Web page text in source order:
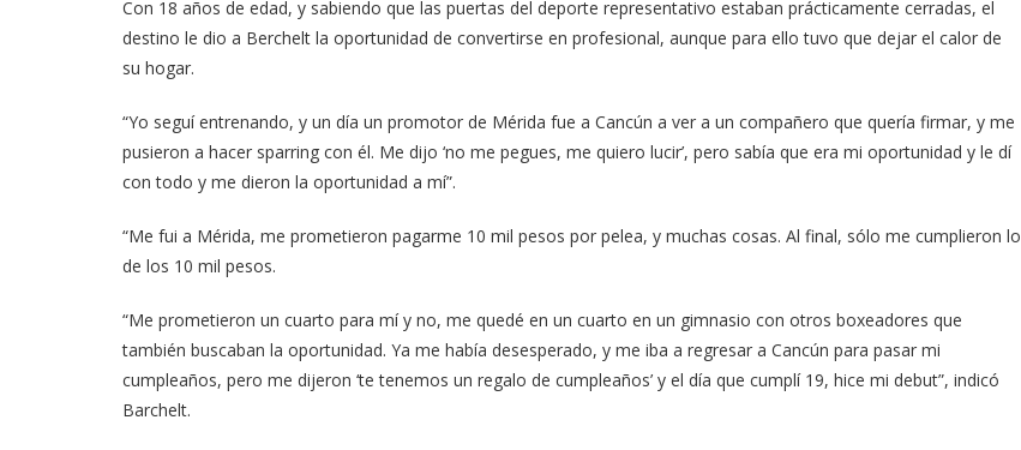
Con 18 años de edad, y sabiendo que las puertas del deporte representativo estaban prácticamente cerradas, el
destino le dio a Berchelt la oportunidad de convertirse en profesional, aunque para ello tuvo que dejar el calor de
su hogar.
“Yo seguí entrenando, y un día un promotor de Mérida fue a Cancún a ver a un compañero que quería firmar, y me
pusieron a hacer sparring con él. Me dijo ‘no me pegues, me quiero lucir’, pero sabía que era mi oportunidad y le dí
con todo y me dieron la oportunidad a mí”.
“Me fui a Mérida, me prometieron pagarme 10 mil pesos por pelea, y muchas cosas. Al final, sólo me cumplieron lo
de los 10 mil pesos.
“Me prometieron un cuarto para mí y no, me quedé en un cuarto en un gimnasio con otros boxeadores que
también buscaban la oportunidad. Ya me había desesperado, y me iba a regresar a Cancún para pasar mi
cumpleaños, pero me dijeron ‘te tenemos un regalo de cumpleaños’ y el día que cumplí 19, hice mi debut”, indicó
Barchelt.